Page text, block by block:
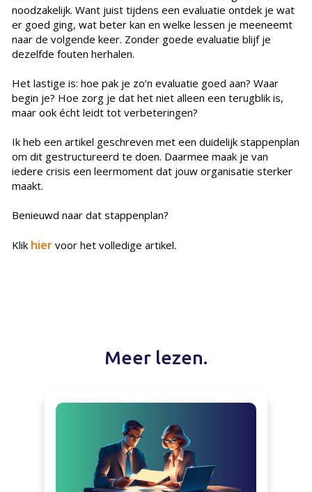
noodzakelijk. Want juist tijdens een evaluatie ontdek je wat
er goed ging, wat beter kan en welke lessen je meeneemt
naar de volgende keer. Zonder goede evaluatie blijf je
dezelfde fouten herhalen.
Het lastige is: hoe pak je zo’n evaluatie goed aan? Waar
begin je? Hoe zorg je dat het niet alleen een terugblik is,
maar ook écht leidt tot verbeteringen?
Ik heb een artikel geschreven met een duidelijk stappenplan
om dit gestructureerd te doen. Daarmee maak je van
iedere crisis een leermoment dat jouw organisatie sterker
maakt.
Benieuwd naar dat stappenplan?
Klik hiervoor het volledige artikel.
Meer lezen.